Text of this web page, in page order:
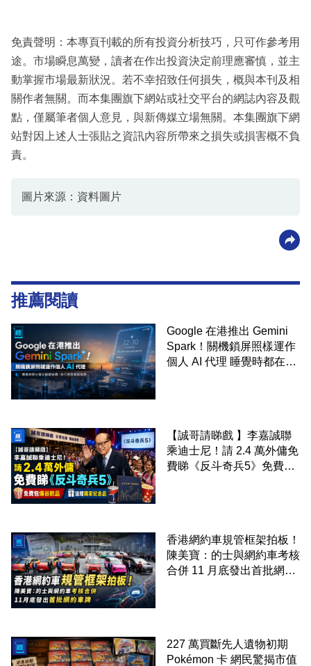
免責聲明：本專頁刊載的所有投資分析技巧，只可作參考用
途。市場瞬息萬變，讀者在作出投資決定前理應審慎，並主
動掌握市場最新狀況。若不幸招致任何損失，概與本刊及相
關作者無關。而本集團旗下網站或社交平台的網誌內容及觀
點，僅屬筆者個人意見，與新傳媒立場無關。本集團旗下網
站對因上述人士張貼之資訊內容所帶來之損失或損害概不負
責。
圖片來源：資料圖片
推薦閱讀
Google 在港推出 Gemini
Spark！關機鎖屏照樣運作
個人 AI 代理 睡覺時都在幫
【誠哥請睇戲 】李嘉誠聯
乘迪士尼！請 2.4 萬外傭免
費睇《反斗奇兵5》免費包
香港網約車規管框架拍板！
陳美寶：的士與網約車考核
合併 11 月底發出首批網約
227 萬買斷先人遺物初期
Pokémon 卡 網民驚揭市值